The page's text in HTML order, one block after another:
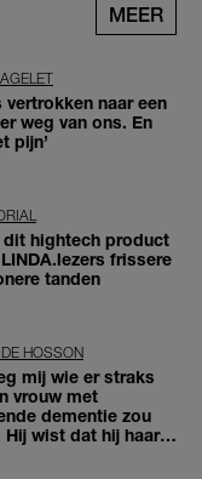
MEER
vertrokken naar een
weg van ons. En
pijn’
dit hightech product
frissere
tanden
HOSSON
mij wie er straks
vrouw met
dementie zou
Hij wist dat hij haar